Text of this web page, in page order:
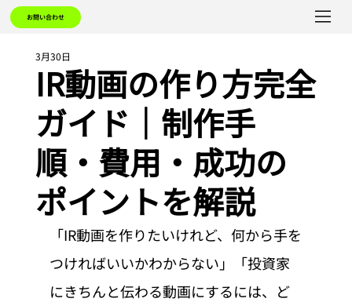
お問い合わせ
IR動画の作り方完全
ガイド｜制作手
順・費用・成功の
ポイントを解説
3月30日
「IR動画を作りたいけれど、何から手を
つければいいかわからない」「投資家
にきちんと伝わる動画にするには、ど